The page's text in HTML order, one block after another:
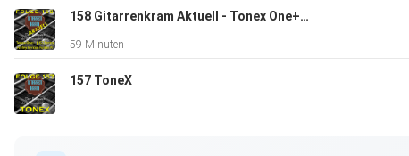
https://gitarrenkram.de
https://gitarrenkram.de/gitarrenkram-unterstuetzen
158 Gitarrenkram Aktuell - Tonex One+ - JHS 3 Series - Harley Benton Fusion IV
59 Minuten
157 ToneX